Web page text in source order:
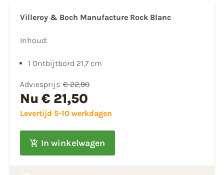
Villeroy & Boch Manufacture Rock Blanc
Inhoud:
1 Ontbijtbord 21,7 cm
Adviesprijs € 22,90
Nu € 21,50
Levertijd 5-10 werkdagen
In winkelwagen